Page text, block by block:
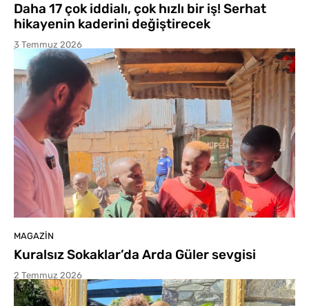
Daha 17 çok iddialı, çok hızlı bir iş! Serhat
hikayenin kaderini değiştirecek
3 Temmuz 2026
MAGAZIN
Kuralsız Sokaklar’da Arda Güler sevgisi
2 Temmuz 2026